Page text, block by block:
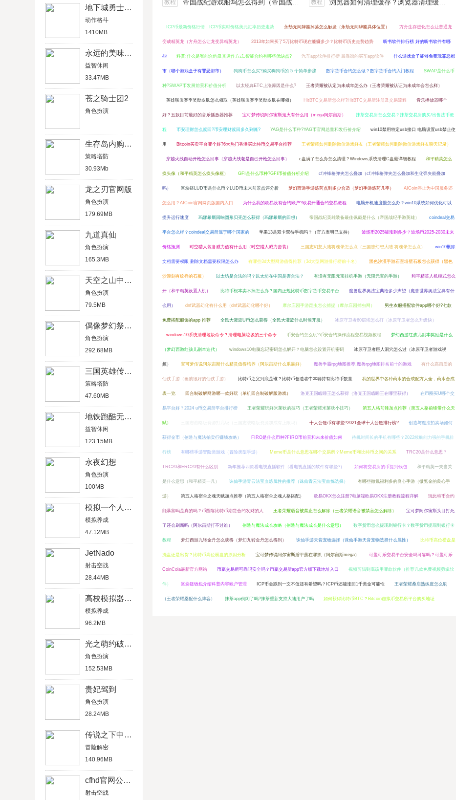
地下城勇士官网版
动作格斗
1410MB
永远的美味星球4破解版
益智休闲
33.47MB
苍之骑士团2
角色扮演
生存岛内购破解版
策略塔防
30.93Mb
龙之刃官网版
角色扮演
179.69MB
九道真仙
角色扮演
165.3MB
天空之山中文破解版
角色扮演
79.5MB
偶像梦幻祭2官方版
角色扮演
292.68MB
三国英雄传单机版
策略塔防
47.60MB
地铁跑酷无限金币版
益智休闲
123.15MB
永夜幻想
角色扮演
100MB
模拟一个人一生
模拟养成
47.12MB
JetNado
射击空战
28.44MB
高校模拟器中文版
模拟养成
96.2MB
光之萌约破解版
角色扮演
152.53MB
贵妃驾到
角色扮演
28.24MB
传说之下中文汉化版
冒险解密
140.96MB
cfhd官网公测版
射击空战
教程 帝国战纪游戏船坞怎么得到（帝国战纪战役攻略） 教程 浏览器如何清理缓存？浏览器清理缓存快捷键
ICP币最新价格行情，ICP币实时价格美元汇率历史走势 永劫无间牌匾掉落怎么触发（永劫无间牌匾具体位置） 方舟生存进化怎么让普通龙
变成精英龙（方舟怎么让龙变异精英龙） 2013年如果买了5万比特币现在能赚多少？比特币历史走势趋势 听书软件排行榜 好的听书软件有哪
些 科普:什么是智能合约及其运作方式,智能合约有哪些优缺点? 汽车app软件排行榜 最靠谱的买车app软件 什么游戏盒子能够免费玩罪恶都
市（哪个游戏盒子有罪恶都市） 狗狗币怎么买?购买狗狗币的 5 个简单步骤 数字货币合约怎么做？数字货币合约入门教程 SWAP是什么币
种?SWAP币发展前景和价值分析 以太经典ETC上涨原因是什么? 王者荣耀被认定为未成年怎么办（王者荣耀被认证为未成年会怎么样）
英雄联盟赛季奖励皮肤怎么领取（英雄联盟赛季奖励皮肤在哪领） HitBTC交易所怎么样?HitBTC交易所注册及交易流程 音乐播放器哪个
好？五款目前最好的音乐播放器推荐 宝可梦传说阿尔宙斯鬼火有什么用（mega阿尔宙斯） 抹茶交易所怎么交易？抹茶交易所购买/出售法币教
程 币安理财怎么赎回?币安理财赎回多久到账? YAG是什么币种?YAG币官网总量和发行价介绍 win10禁用特定usb接口 电脑设置usb禁止使
用 Bitcoin买卖平台哪个好?6大热门香港买比特币交易平台推荐 王者荣耀如何删除微信游戏好友（王者荣耀如何删除微信游戏好友聊天记录）
穿越火线自动开枪怎么回事（穿越火线老是自己开枪怎么回事） c盘满了怎么办怎么清理？Windows系统清理C盘最详细教程 和平精英怎么
换头像（和平精英怎么换头像框） GFI是什么币种?GFI币价值分析介绍 cf冲锋枪弹夹怎么叠加（cf冲锋枪弹夹怎么叠加和生化弹夹能叠加
吗） 区块链LUD币是什么币？LUD币未来前景点评分析 梦幻西游手游炼药点到多少合适（梦幻手游炼药几率） AICoin停止为中国服务还
怎么用？AICoin官网网页版国内入口 为什么我的欧易没有合约账户?欧易开通合约交易教程 电脑开机速度慢怎么办？win10系统如何优化可以
提升运行速度 玛娜希斯回响圆形贝壳怎么获得（玛娜希斯的回想） 帝国战纪英雄装备最佳佩戴是什么（帝国战纪手游英雄） coindeal交易
平台怎么样？coindeal交易所属于哪个国家的 苹果13是双卡双待手机吗？（官方表明已支持） 波场币2025能涨到多少？波场币2025-2030未来
价格预测 时空猎人装备威力值有什么用（时空猎人威力套装） 三国志幻想大陆将魂录怎么点（三国志幻想大陆 将魂录怎么点） win10删除
文档需要权限 删除文档需要权限怎么办 有哪些3d大型网游值得推荐（3d大型网游排行榜前十名） 黑色沙漠手游石室墙壁石板怎么获得（黑色
沙漠刻有纹样的石板） 以太坊是合法的吗？以太坊在中国是否合法？ 有没有无限元宝挂机手游（无限元宝的手游） 和平精英人机模式怎么
开（和平精英设置人机） 比特币根本卖不掉怎么办？国内正规比特币数字货币交易平台 魔兽世界奥法宝典给多少声望（魔兽世界奥法宝典有什
么用） dnf武器幻化有什么用（dnf武器幻化哪个好） 摩尔庄园手游昆虫怎么捕捉（摩尔庄园捕虫网） 男生衣服搭配软件app哪个好?七款
免费搭配服饰的app 推荐 全民大灌篮U币怎么获得（全民大灌篮什么时候开服） 冰原守卫者60层塔怎么打（冰原守卫者怎么升级快）
windows10系统清理垃圾命令？清理电脑垃圾的三个命令 币安合约怎么玩?币安合约操作流程交易视频教程 梦幻西游红孩儿副本奖励是什么
（梦幻西游红孩儿副本迭代） windows10电脑忘记密码怎么解开？电脑怎么设置开机密码 冰原守卫者巨人洞穴怎么过（冰原守卫者游戏视
频） 宝可梦传说阿尔宙斯什么精灵值得培养（阿尔宙斯什么系最好） 魔兽争霸rpg地图推荐,魔兽rpg地图排名前十的游戏 有什么高画质的
仙侠手游（画质很好的仙侠手游） 比特币之父到底是谁？比特币创造者中本聪持有比特币数量 我的世界中各种药水的合成配方大全，药水合成
表一览 回合制破解网游哪一款好玩（单机回合制破解版游戏） 洛克王国瞌睡王怎么获得（洛克王国瞌睡王在哪里获得） 在币圈买U哪个交
易平台好？2024 u币交易所平台排行榜 王者荣耀玩好米莱狄的技巧（王者荣耀米莱狄小技巧） 第五人格前锋加点推荐（第五人格前锋带什么天
赋） 十大公链币有哪些?2021全球十大公链排行榜? 创造与魔法拍卖场如何
获得金币（创造与魔法拍卖行赚钱攻略） FIRO是什么币种?FIRO币前景和未来价值如何 待机时间长的手机有哪些？2022续航能力强的手机排
行榜 有哪些手游冒险类游戏（冒险类型手游） Meme币是什么意思在哪个交易所？Meme币和比特币之间的关系 TRC20是什么意思？
TRC20和ERC20有什么区别 新年推荐四款看电视直播软件（看电视直播的软件有哪些?） 如何将交易所的币提到钱包 和平精英一夫当关
是什么意思（和平精英一凡） 诛仙手游青云法宝血炼属性的推荐（诛仙青云法宝血炼选择） 有哪些微氪福利多的良心手游（微氪金的良心手
游） 第五人格宿伞之魂天赋加点推荐（第五人格宿伞之魂人格搭配） 欧易OKX怎么注册?电脑端欧易OKX注册教程流程详解 玩比特币合约
能暴富吗是真的吗？币圈靠比特币期货合约发财的人 王者荣耀语音被禁止怎么解除（王者荣耀语音被禁言怎么解除） 宝可梦阿尔宙斯头目打死
了还会刷新吗（阿尔宙斯打不过谁） 创造与魔法成长攻略（创造与魔法成长是什么意思） 数字货币怎么提现到银行卡？数字货币提现到银行卡
教程 梦幻西游九转金丹怎么获得（梦幻九转金丹怎么得到） 诛仙手游天音宠物选择（诛仙手游天音宠物选择什么属性） 比特币高位横盘是
洗盘还是出货？比特币高位横盘的原因分析 宝可梦传说阿尔宙斯盾甲茧在哪抓（阿尔宙斯mega） 可盈可乐交易平台安全吗可靠吗？可盈可乐
CoinCola最新官方网站 币赢交易所可靠吗安全吗？币赢交易所app官方版下载地址入口 视频剪辑到底该用哪款软件（推荐几款免费视频剪辑软
件） 区块链钱包介绍科普内容账户管理 ICP币会跌到一文不值还有希望吗？ICP币还能涨回1千美金可能性 王者荣耀桑启熟练度怎么刷
（王者荣耀桑配什么阵容） 抹茶app倒闭了吗?抹茶重新支持大陆用户了吗 如何获得比特币BTC？Bitcoin虚拟币交易所平台购买地址